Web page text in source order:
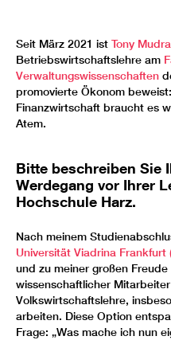
Seit März 2021 ist Tony
Betriebswirtschaftslehre am
Verwaltungswissenschaften
promovierte Ökonom
Finanzwirtschaft braucht es
Atem.
Bitte beschreiben Sie
Werdegang vor Ihrer
Hochschule Harz.
Nach meinem
Universität Viadrina Frankfurt
und zu meiner großen
wissenschaftlicher
Volkswirtschaftslehre,
arbeiten. Diese Option
Frage: „Was mache ich nun